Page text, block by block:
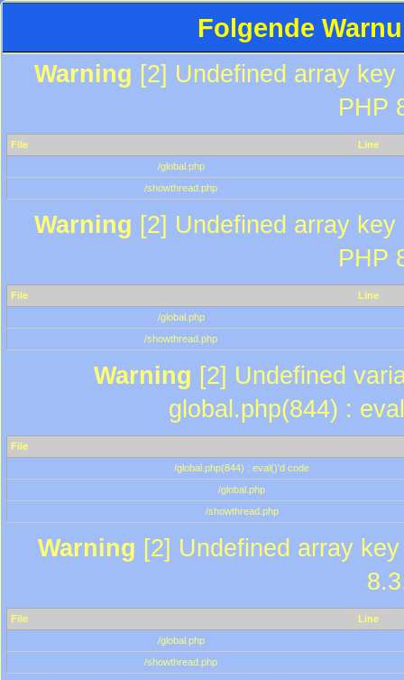
Folgende
Warning [2] Undefined array
PHP
File
Line
/global.php
/showthread.php
Warning [2] Undefined array
PHP
File
Line
/global.php
/showthread.php
Warning [2] Undefined
global.php(844) :
File
/global.php(844) : eval()'d code
/global.php
/showthread.php
Warning [2] Undefined array
File
Line
/global.php
/showthread.php